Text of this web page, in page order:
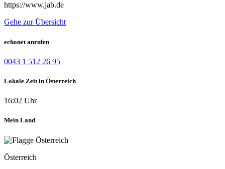
https://www.jab.de
Gehe zur Übersicht
echonet anrufen
0043 1 512 26 95
Lokale Zeit in Österreich
16:02 Uhr
Mein Land
Österreich